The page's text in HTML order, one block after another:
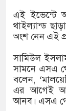
এই ইভেন্টে
থাইল্যান্ড
অংশ নেন এই
সামিউল
সামনে এসএ
বলেন,
এর আগেই
আনব। এসএ